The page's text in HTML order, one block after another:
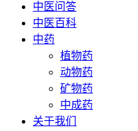
中医问答
中医百科
中药
植物药
动物药
矿物药
中成药
关于我们